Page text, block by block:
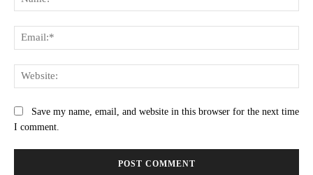
Save my name, email, and website in this browser for the next time
I comment.